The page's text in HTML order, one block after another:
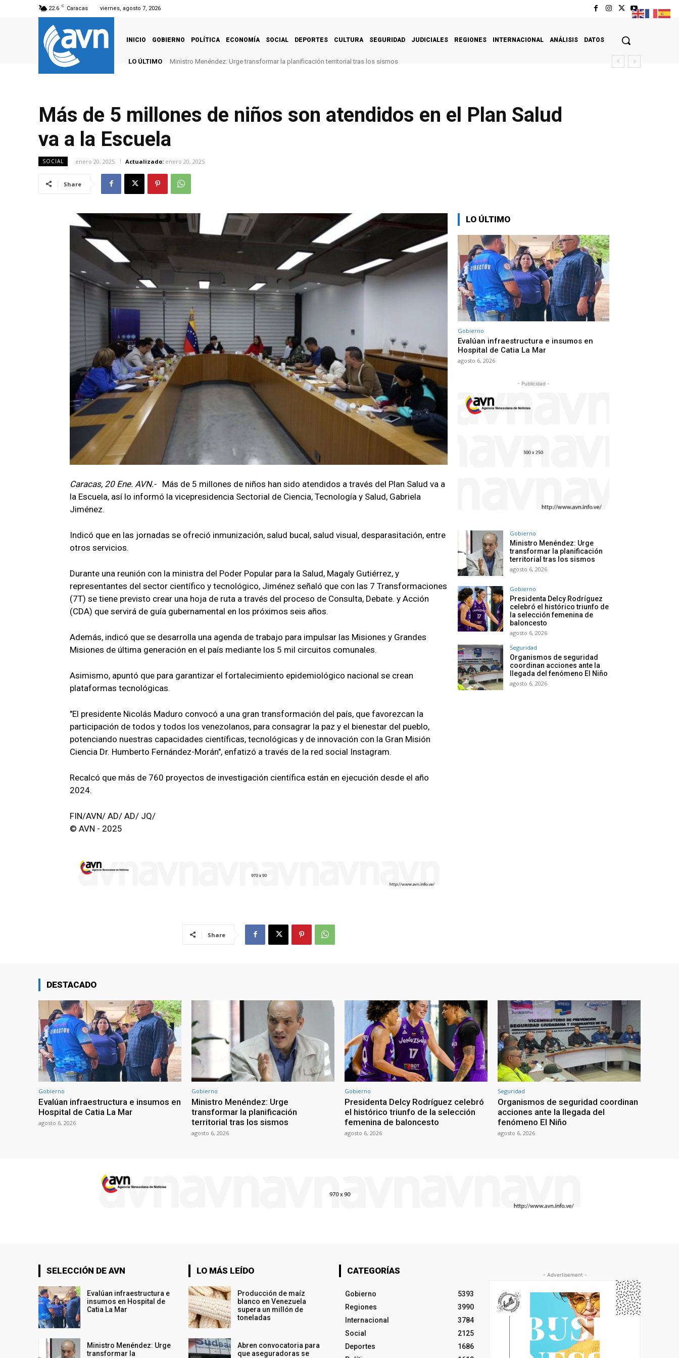
22.6 C Caracas viernes, agosto 7, 2026
INICIO GOBIERNO POLÍTICA ECONOMÍA SOCIAL DEPORTES CULTURA SEGURIDAD JUDICIALES REGIONES INTERNACIONAL ANÁLISIS DATOS
LO ÚLTIMO Ministro Menéndez: Urge transformar la planificación territorial tras los sismos
Más de 5 millones de niños son atendidos en el Plan Salud
va a la Escuela
SOCIAL enero 20, 2025 Actualizado: enero 20, 2025
Share
Caracas, 20 Ene. AVN.- Más de 5 millones de niños han sido atendidos a través del Plan Salud va a
la Escuela, así lo informó la vicepresidencia Sectorial de Ciencia, Tecnología y Salud, Gabriela
Jiménez.
Indicó que en las jornadas se ofreció inmunización, salud bucal, salud visual, desparasitación, entre
otros servicios.
Durante una reunión con la ministra del Poder Popular para la Salud, Magaly Gutiérrez, y
representantes del sector científico y tecnológico, Jiménez señaló que con las 7 Transformaciones
(7T) se tiene previsto crear una hoja de ruta a través del proceso de Consulta, Debate. y Acción
(CDA) que servirá de guía gubernamental en los próximos seis años.
Además, indicó que se desarrolla una agenda de trabajo para impulsar las Misiones y Grandes
Misiones de última generación en el país mediante los 5 mil circuitos comunales.
Asimismo, apuntó que para garantizar el fortalecimiento epidemiológico nacional se crean
plataformas tecnológicas.
"El presidente Nicolás Maduro convocó a una gran transformación del país, que favorezcan la
participación de todos y todos los venezolanos, para consagrar la paz y el bienestar del pueblo,
potenciando nuestras capacidades científicas, tecnológicas y de innovación con la Gran Misión
Ciencia Dr. Humberto Fernández-Morán", enfatizó a través de la red social Instagram.
Recalcó que más de 760 proyectos de investigación científica están en ejecución desde el año
2024.
FIN/AVN/ AD/ AD/ JQ/
© AVN - 2025
Share
LO ÚLTIMO
Gobierno
Evalúan infraestructura e insumos en
Hospital de Catia La Mar
agosto 6, 2026
- Publicidad -
Gobierno
Ministro Menéndez: Urge
transformar la planificación
territorial tras los sismos
agosto 6, 2026
Gobierno
Presidenta Delcy Rodríguez
celebró el histórico triunfo de
la selección femenina de
baloncesto
agosto 6, 2026
Seguridad
Organismos de seguridad
coordinan acciones ante la
llegada del fenómeno El Niño
agosto 6, 2026
DESTACADO
Gobierno
Evalúan infraestructura e insumos en
Hospital de Catia La Mar
agosto 6, 2026
Gobierno
Ministro Menéndez: Urge
transformar la planificación
territorial tras los sismos
agosto 6, 2026
Gobierno
Presidenta Delcy Rodríguez celebró
el histórico triunfo de la selección
femenina de baloncesto
agosto 6, 2026
Seguridad
Organismos de seguridad coordinan
acciones ante la llegada del
fenómeno El Niño
agosto 6, 2026
SELECCIÓN DE AVN
Evalúan infraestructura e
insumos en Hospital de
Catia La Mar
Ministro Menéndez: Urge
transformar la
LO MÁS LEÍDO
Producción de maíz
blanco en Venezuela
supera un millón de
toneladas
Abren convocatoria para
que aseguradoras se
CATEGORÍAS
Gobierno
5393
Regiones
3990
Internacional
3784
Social
2125
Deportes
1686
- Advertisement -